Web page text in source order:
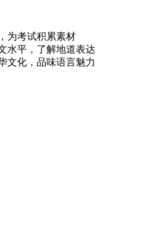
为考试积累素材
水平，了解地道表达
文化，品味语言魅力